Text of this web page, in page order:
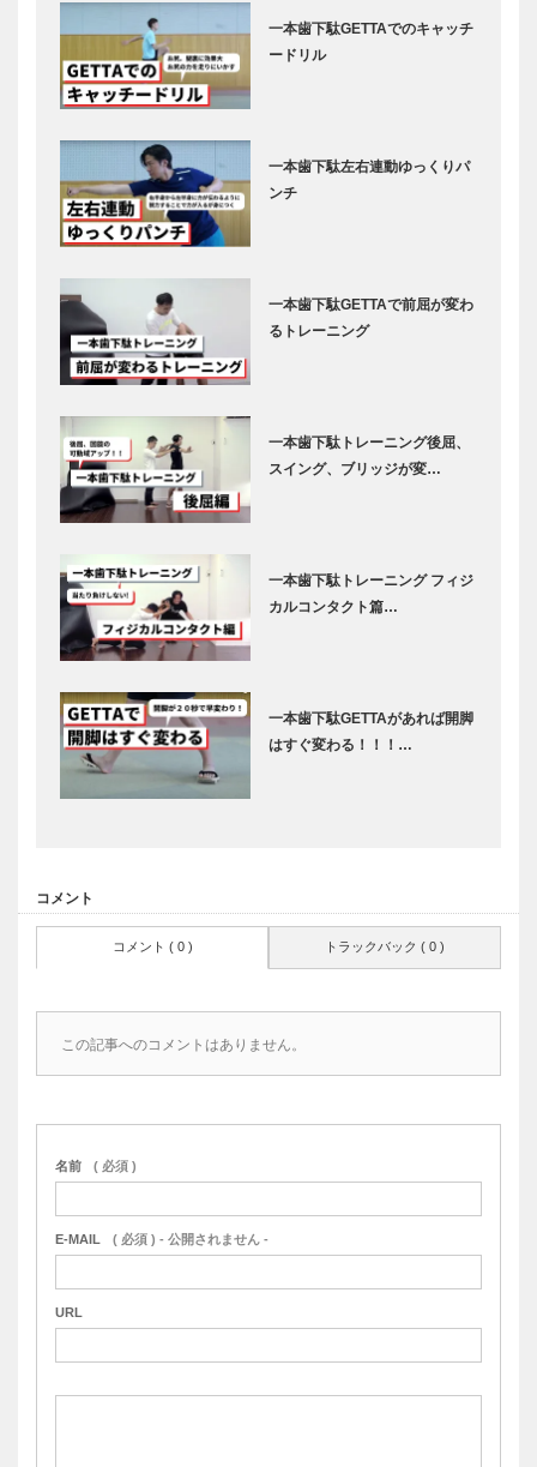
一本歯下駄GETTAでのキャッチ
ードリル
一本歯下駄左右連動ゆっくりパ
ンチ
一本歯下駄GETTAで前屈が変わ
るトレーニング
一本歯下駄トレーニング後屈、
スイング、ブリッジが変…
一本歯下駄トレーニング フィジ
カルコンタクト篇…
一本歯下駄GETTAがあれば開脚
はすぐ変わる！！！…
コメント
コメント ( 0 ) トラックバック ( 0 )
この記事へのコメントはありません。
名前 ( 必須 )
E-MAIL ( 必須 ) - 公開されません -
URL